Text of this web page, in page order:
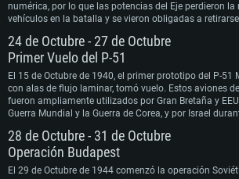
numérica, por lo que las potencias del Eje perdieron la
vehículos en la batalla y se vieron obligadas a
24 de Octubre - 27 de Octubre
Primer Vuelo del P-51
El 15 de Octubre de 1940, el primer prototipo del P-51
con alas de flujo laminar, tomó vuelo. Estos aviones
fueron ampliamente utilizados por Gran Bretaña y
Guerra Mundial y la Guerra de Corea, y por Israel
28 de Octubre - 31 de Octubre
Operación Budapest
El 29 de Octubre de 1944 comenzó la operación